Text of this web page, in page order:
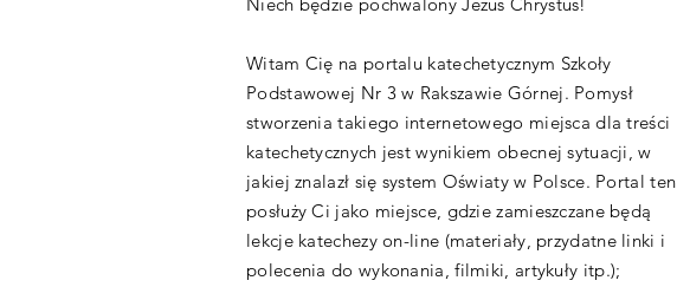
Witam Cię na portalu katechetycznym Szkoły
Podstawowej Nr 3 w Rakszawie Górnej. Pomysł
stworzenia takiego internetowego miejsca dla treści
katechetycznych jest wynikiem obecnej sytuacji, w
jakiej znalazł się system Oświaty w Polsce. Portal ten
posłuży Ci jako miejsce, gdzie zamieszczane będą
lekcje katechezy on-line (materiały, przydatne linki i
polecenia do wykonania, filmiki, artykuły itp.);